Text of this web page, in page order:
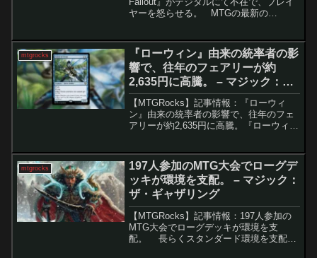
ヤーを怒らせる。 MTGの最新の
売され、コレクターブース...
mtgrocks
『ローウィン』由来の統率者の影
響で、往年のフェアリーが約
2,635円に高騰。 – マジック：
ザ・ギャザリング
【MTGRocks】記事情報：『ローウィ
ン』由来の統率者の影響で、往年のフェ
アリーが約2,635円に高騰。『ローウィン
明』の発売から5週間が経過し、マジッ
ク：ザ・ギャザリ...
mtgrocks
197人参加のMTG大会でローグデ
ッキが環境を支配。 – マジック：
ザ・ギャザリング
【MTGRocks】記事情報：197人参加の
MTG大会でローグデッキが環境を支
配。 長らくスタンダード環境を支配し